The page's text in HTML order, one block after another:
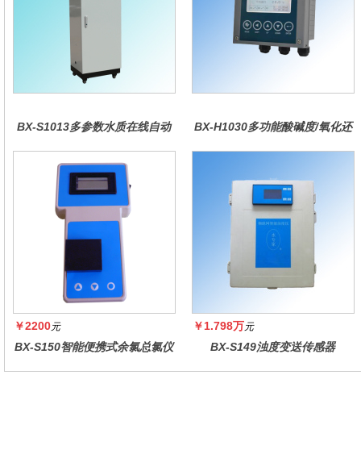
BX-S1013多参数水质在线自动
BX-H1030多功能酸碱度/氧化还
￥2200元
BX-S150智能便携式余氯总氯仪
￥1.798万元
BX-S149浊度变送传感器